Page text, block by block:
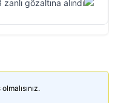
gözaltına alındı